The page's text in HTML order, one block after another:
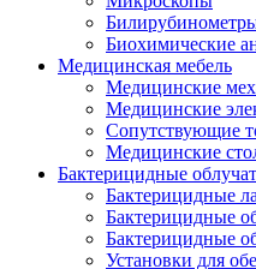
Биохимические
Медицинская мебель
Медицинские
Медицинские
Сопутствующие
Медицинские
Бактерицидные
Бактерицидные
Бактерицидные
Бактерицидные
Установки для